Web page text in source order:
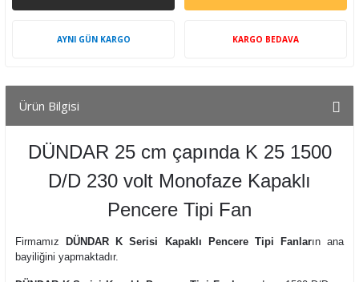
AYNI GÜN KARGO KARGO BEDAVA
Ürün Bilgisi
DÜNDAR 25 cm çapında K 25 1500
D/D 230 volt Monofaze Kapaklı
Pencere Tipi Fan
Firmamız DÜNDAR K Serisi Kapaklı Pencere Tipi Fanların ana
bayiliğini yapmaktadır.